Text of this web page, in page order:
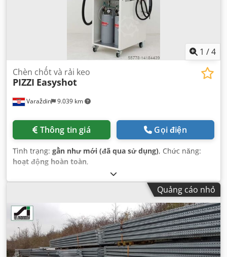
1 /4
Varaždin 9.039 km
Chèn chốt và rải keo
PIZZI Easyshot
Thông tin giá Gọi điện
Tình trạng: gần như mới (đã qua sử dụng), Chức năng:
hoạt động hoàn toàn,
Quảng cáo nhỏ